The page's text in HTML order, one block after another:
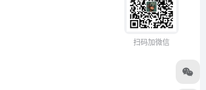
扫码加微信